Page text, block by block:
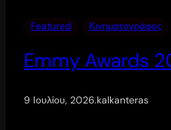
Featured Κινηματογράφος
Emmy Awards
9 Ιουλίου, 2026.kalkanteras